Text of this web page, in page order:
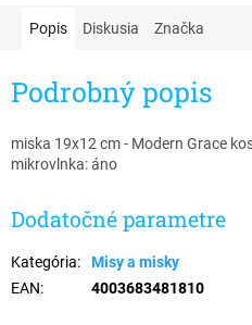
Popis Diskusia Značka
Podrobný popis
miska 19x12 cm - Modern Grace
mikrovlnka: áno
Dodatočné parametre
Kategória:
Misy a misky
EAN: 4003683481810